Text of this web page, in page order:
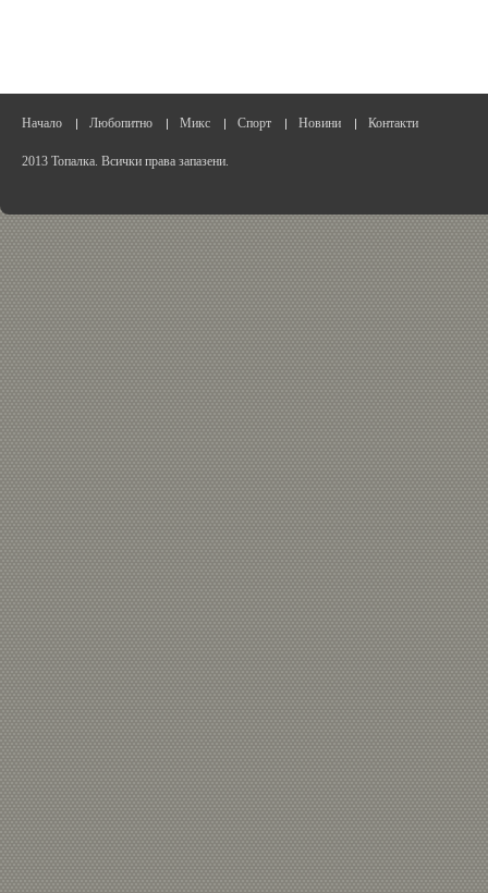
Начало Любопитно Микс Спорт Новини Контакти
2013 Топалка. Всички права запазени.